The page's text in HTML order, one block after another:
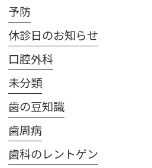
予防
休診日のお知らせ
口腔外科
未分類
歯の豆知識
歯周病
歯科のレントゲン